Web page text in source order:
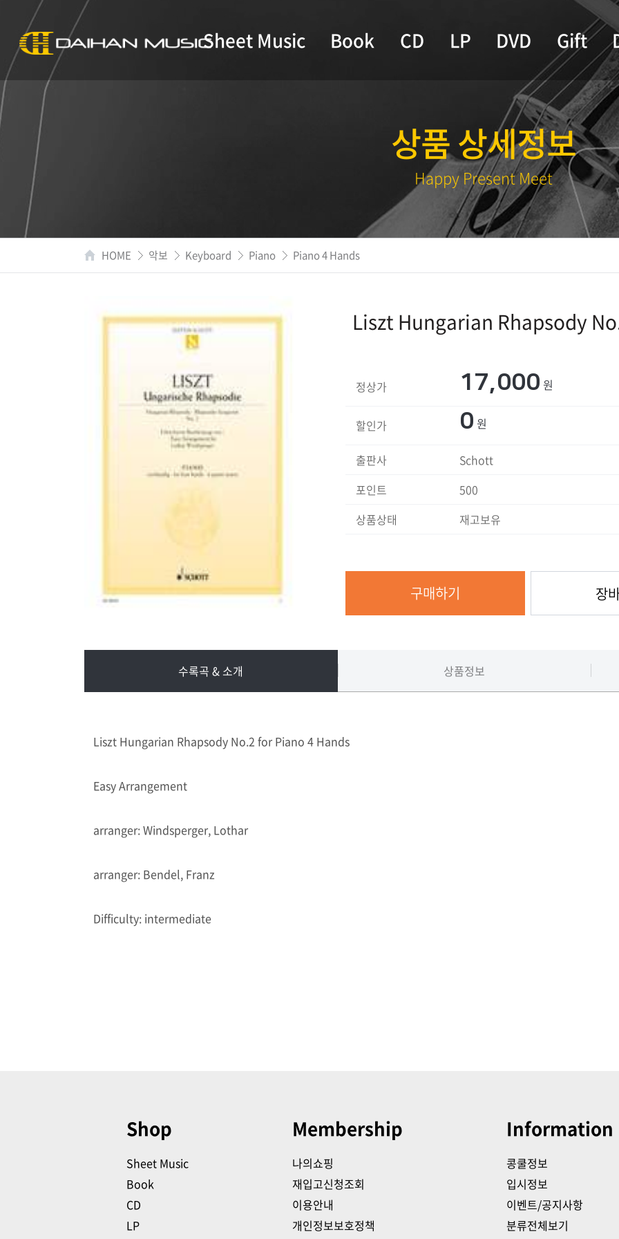
Sheet Music Book CD LP DVD Gift
상품 상세정보
Happy Present Meet
HOME 악보 Keyboard Piano Piano 4 Hands
Liszt Hungarian Rhapsody
정상가 17,000 원
할인가 0 원
출판사
Schott
포인트
500
상품상태
재고보유
구매하기 장
수록곡 & 소개 상품정보
Liszt Hungarian Rhapsody No.2 for Piano 4 Hands
Easy Arrangement
arranger: Windsperger, Lothar
arranger: Bendel, Franz
Difficulty: intermediate
Shop
Sheet Music
Book
CD
LP
Membership
나의쇼핑
재입고신청조회
이용안내
개인정보보호정책
Information
콩쿨정보
입시정보
이벤트/공지사항
분류전체보기